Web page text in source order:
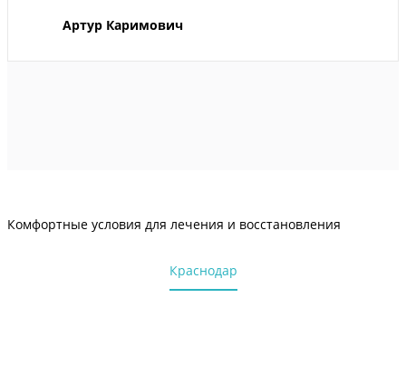
Артур Каримович
Комфортные условия для лечения и восстановления
Краснодар